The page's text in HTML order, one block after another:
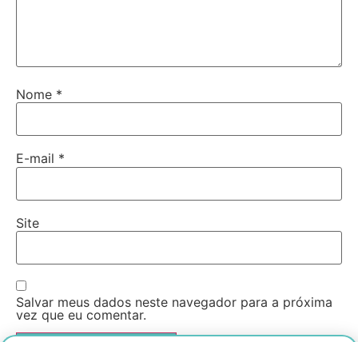
Nome *
E-mail *
Site
Salvar meus dados neste navegador para a próxima
vez que eu comentar.